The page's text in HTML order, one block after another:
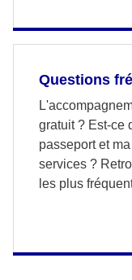
Questions
gratuit ? Est-ce
passeport et
services ?
les plus